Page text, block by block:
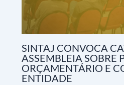
SINTAJ CONVOCA
ASSEMBLEIA SOBRE
ORÇAMENTÁRIO E
ENTIDADE